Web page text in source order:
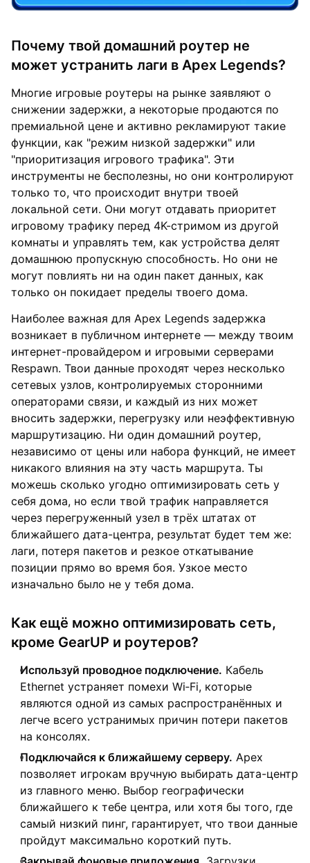
Почему твой домашний роутер не
может устранить лаги в Apex Legends?
Многие игровые роутеры на рынке заявляют о
снижении задержки, а некоторые продаются по
премиальной цене и активно рекламируют такие
функции, как "режим низкой задержки" или
"приоритизация игрового трафика". Эти
инструменты не бесполезны, но они контролируют
только то, что происходит внутри твоей
локальной сети. Они могут отдавать приоритет
игровому трафику перед 4K-стримом из другой
комнаты и управлять тем, как устройства делят
домашнюю пропускную способность. Но они не
могут повлиять ни на один пакет данных, как
только он покидает пределы твоего дома.
Наиболее важная для Apex Legends задержка
возникает в публичном интернете — между твоим
интернет-провайдером и игровыми серверами
Respawn. Твои данные проходят через несколько
сетевых узлов, контролируемых сторонними
операторами связи, и каждый из них может
вносить задержки, перегрузку или неэффективную
маршрутизацию. Ни один домашний роутер,
независимо от цены или набора функций, не имеет
никакого влияния на эту часть маршрута. Ты
можешь сколько угодно оптимизировать сеть у
себя дома, но если твой трафик направляется
через перегруженный узел в трёх штатах от
ближайшего дата-центра, результат будет тем же:
лаги, потеря пакетов и резкое откатывание
позиции прямо во время боя. Узкое место
изначально было не у тебя дома.
Как ещё можно оптимизировать сеть,
кроме GearUP и роутеров?
Используй проводное подключение. Кабель
Ethernet устраняет помехи Wi‑Fi, которые
являются одной из самых распространённых и
легче всего устранимых причин потери пакетов
на консолях.
Подключайся к ближайшему серверу. Apex
позволяет игрокам вручную выбирать дата-центр
из главного меню. Выбор географически
ближайшего к тебе центра, или хотя бы того, где
самый низкий пинг, гарантирует, что твои данные
пройдут максимально короткий путь.